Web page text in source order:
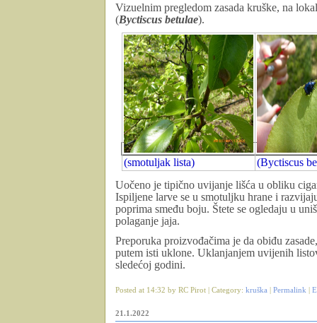
Vizuelnim pregledom zasada kruške, na
(Byctiscus betulae).
(smotuljak lista)
(Byctiscus
Uočeno je tipično uvijanje lišća u obliku
Ispiljene larve se u smotuljku hrane i
poprima smeđu boju. Štete se ogledaju u
polaganje jaja.
Preporuka proizvođačima je da obiđu
putem isti uklone. Uklanjanjem uvijenih
sledećoj godini.
Posted at 14:32 by RC Pirot | Category: kruška Permalink
21.1.2022